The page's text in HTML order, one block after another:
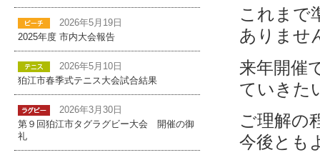
これまで
ありませ
来年開催
ていきた
ご理解の
今後とも
2026年5月19日
2025年度 市内大会報告
2026年5月10日
狛江市春季式テニス大会試合結果
2026年3月30日
第９回狛江市タグラグビー大会 開催の御
礼